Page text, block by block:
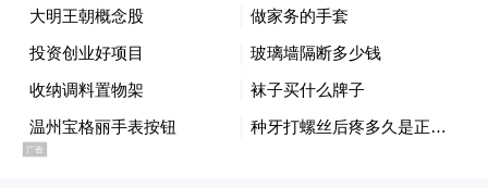
多年来，在相同题材展会增多、参展费用攀
升的趋势下，山东糖酒会始终坚守自身特
色。协会坚持以振兴鲁酒为中心，秉持低收
费的公益办会原则，不单纯追求经济利益和
会议规模，以服务企业、促进行业发展为根